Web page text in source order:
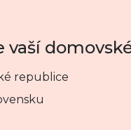
vaší
republice